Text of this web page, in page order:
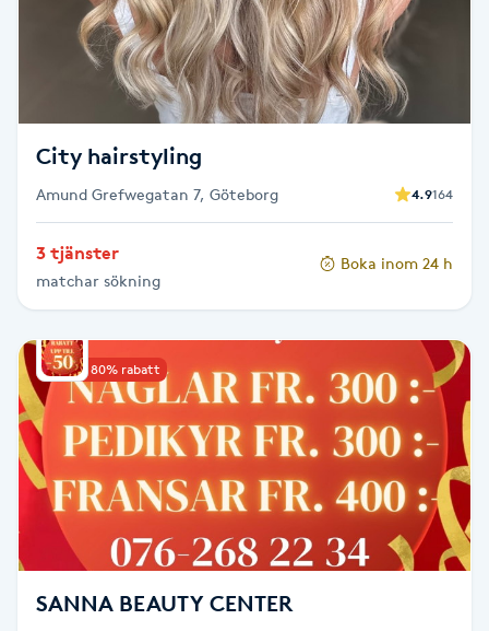
Hårvård
Hälsprickor
Idrottsmassage
IPL
IPL hårborttagning
IR-massage
J
Japansk massage
K18
City hairstyling
Amund Grefwegatan 7, Göteborg 4.9164
3 tjänster
matchar sökning
Boka inom 24 h
Upp till 80% rabatt
SANNA BEAUTY CENTER